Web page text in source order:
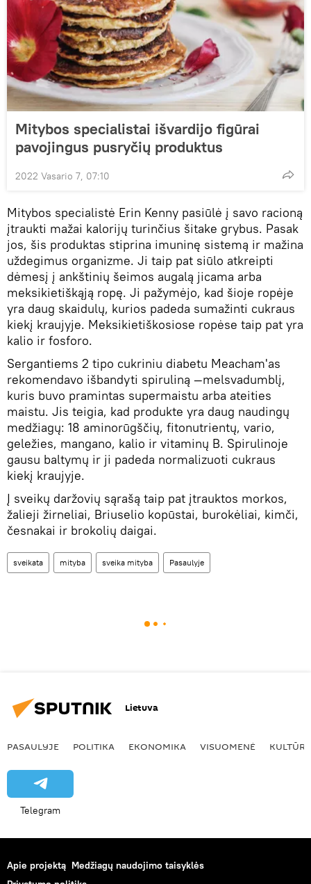
Mitybos specialistai išvardijo figūrai
pavojingus pusryčių produktus
2022 Vasario 7, 07:10
Mitybos specialistė Erin Kenny pasiūlė į savo racioną
įtraukti mažai kalorijų turinčius šitake grybus. Pasak
jos, šis produktas stiprina imuninę sistemą ir mažina
uždegimus organizme. Ji taip pat siūlo atkreipti
dėmesį į ankštinių šeimos augalą jicama arba
meksikietiškąją ropę. Ji pažymėjo, kad šioje ropėje
yra daug skaidulų, kurios padeda sumažinti cukraus
kiekį kraujyje. Meksikietiškosiose ropėse taip pat yra
kalio ir fosforo.
Sergantiems 2 tipo cukriniu diabetu Meacham'as
rekomendavo išbandyti spiruliną —melsvadumblį,
kuris buvo pramintas supermaistu arba ateities
maistu. Jis teigia, kad produkte yra daug naudingų
medžiagų: 18 aminorūgščių, fitonutrientų, vario,
geležies, mangano, kalio ir vitaminų B. Spirulinoje
gausu baltymų ir ji padeda normalizuoti cukraus
kiekį kraujyje.
Į sveikų daržovių sąrašą taip pat įtrauktos morkos,
žalieji žirneliai, Briuselio kopūstai, burokėliai, kimči,
česnakai ir brokolių daigai.
sveikata mityba sveika mityba Pasaulyje
Lietuva
PASAULYJE POLITIKA EKONOMIKA VISUOMENĖ KULTŪRA
Telegram
Apie projektą Medžiagų naudojimo taisyklės